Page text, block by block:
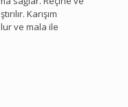
Karışım
ve mala ile